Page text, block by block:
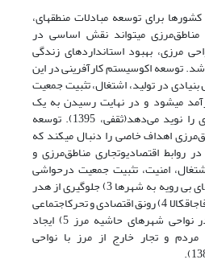
برای توسعه مبادلات منطقه­ای،
میتواند نقش اساسی در
مرزی، بهبود استانداردهای زندگی
توسعه اکوسیستم کارآفرینی در این
در تولید، اشتغال، تثبیت جمعیت
میشود و در نهایت رسیدن به یک
توسعه­اقتصادی پایدار ناحیه­ای را نوید می‌دهد(ثقفی، 1395). توسعه
اهداف خاصی را دنبال میکند که
توسعه در روابط اقتصادی­و­تجاری مناطق‌مرزی و
2) ایجاد اشتغال، امنیت، تثبیت جمعیت درحواشی
مرزها و جلوگیری از مهاجرت‌های بی رویه به شهرها 3) جلوگیری از هدر
رفت سرمایه‌های ملی بوسیله قاجاق­کالا 4)­ رونق اقتصادی و تحرک­اجتماعی
در راستای نیل به توسعه در نواحی شهرهای حاشیه مرز 5) ایجاد
مردم و تجار خارج از مرز با نواحی